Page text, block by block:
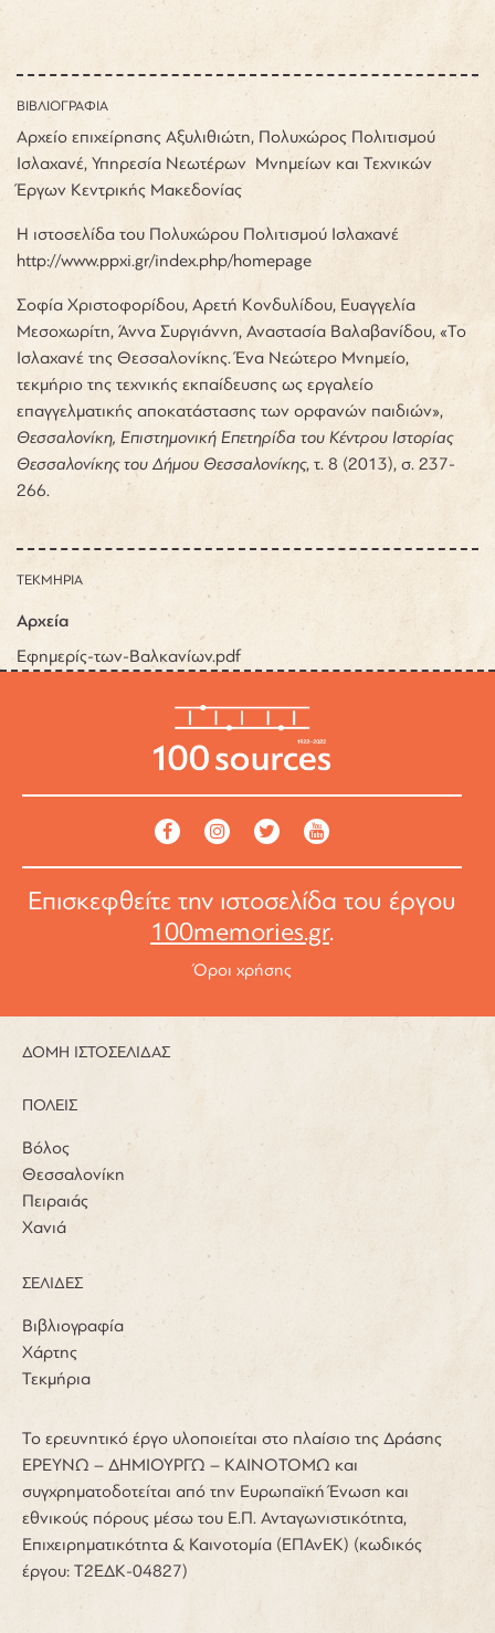
ΒΙΒΛΙΟΓΡΑΦΙΑ
Αρχείο επιχείρησης Αξυλιθιώτη, Πολυχώρος Πολιτισμού
Ισλαχανέ, Υπηρεσία Νεωτέρων Μνημείων και Τεχνικών
Έργων Κεντρικής Μακεδονίας
Η ιστοσελίδα του Πολυχώρου Πολιτισμού Ισλαχανέ
http://www.ppxi.gr/index.php/homepage
Σοφία Χριστοφορίδου, Αρετή Κονδυλίδου, Ευαγγελία
Μεσοχωρίτη, Άννα Συργιάννη, Αναστασία Βαλαβανίδου, «Το
Ισλαχανέ της Θεσσαλονίκης. Ένα Νεώτερο Μνημείο,
τεκμήριο της τεχνικής εκπαίδευσης ως εργαλείο
επαγγελματικής αποκατάστασης των ορφανών παιδιών»,
Θεσσαλονίκη, Επιστημονική Επετηρίδα του Κέντρου Ιστορίας
Θεσσαλονίκης του Δήμου Θεσσαλονίκης, τ. 8 (2013), σ. 237-
266.
ΤΕΚΜΗΡΙΑ
Αρχεία
Εφημερίς-των-Βαλκανίων.pdf
Επισκεφθείτε την ιστοσελίδα του έργου
100memories.gr.
Όροι χρήσης
ΔΟΜΗ ΙΣΤΟΣΕΛΙΔΑΣ
ΠΟΛΕΙΣ
Βόλος
Θεσσαλονίκη
Πειραιάς
Χανιά
ΣΕΛΙΔΕΣ
Βιβλιογραφία
Χάρτης
Τεκμήρια
Το ερευνητικό έργο υλοποιείται στο πλαίσιο της Δράσης
ΕΡΕΥΝΩ – ΔΗΜΙΟΥΡΓΩ – ΚΑΙΝΟΤΟΜΩ και
συγχρηματοδοτείται από την Ευρωπαϊκή Ένωση και
εθνικούς πόρους μέσω του Ε.Π. Ανταγωνιστικότητα,
Επιχειρηματικότητα & Καινοτομία (ΕΠΑνΕΚ) (κωδικός
έργου: Τ2ΕΔΚ-04827)